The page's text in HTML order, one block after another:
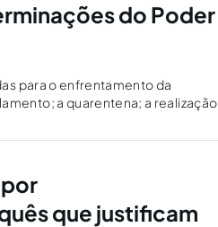
do Poder
para o enfrentamento da
a quarentena; a realização
que justificam